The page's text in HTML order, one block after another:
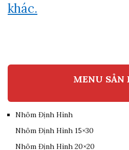
khác.
MENU SẢN
Nhôm Định Hình
Nhôm Định Hình 15×30
Nhôm Định Hình 20×20